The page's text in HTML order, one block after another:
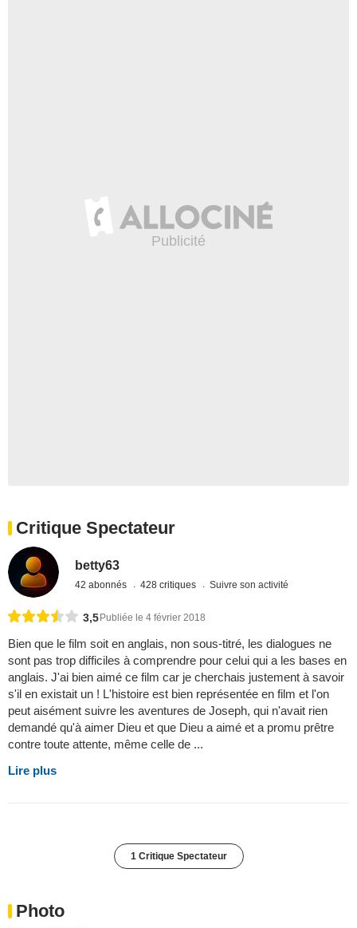
Critique Spectateur
betty63
42 abonnés 428 critiques Suivre son activité
3,5 Publiée le 4 février 2018
Bien que le film soit en anglais, non sous-titré, les dialogues ne
sont pas trop difficiles à comprendre pour celui qui a les bases en
anglais. J'ai bien aimé ce film car je cherchais justement à savoir
s'il en existait un ! L'histoire est bien représentée en film et l'on
peut aisément suivre les aventures de Joseph, qui n'avait rien
demandé qu'à aimer Dieu et que Dieu a aimé et a promu prêtre
contre toute attente, même celle de ...
Lire plus
1 Critique Spectateur
Photo